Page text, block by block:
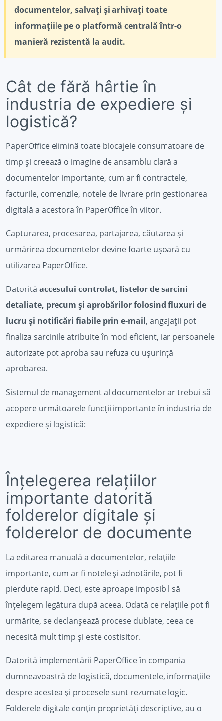
documentelor, salvați și arhivați toate
informațiile pe o platformă centrală într-o
manieră rezistentă la audit.
Cât de fără hârtie în
industria de expediere și
logistică?
PaperOffice elimină toate blocajele consumatoare de
timp și creează o imagine de ansamblu clară a
documentelor importante, cum ar fi contractele,
facturile, comenzile, notele de livrare prin gestionarea
digitală a acestora în PaperOffice în viitor.
Capturarea, procesarea, partajarea, căutarea și
urmărirea documentelor devine foarte ușoară cu
utilizarea PaperOffice.
Datorită accesului controlat, listelor de sarcini
detaliate, precum și aprobărilor folosind fluxuri de
lucru și notificări fiabile prin e-mail, angajații pot
finaliza sarcinile atribuite în mod eficient, iar persoanele
autorizate pot aproba sau refuza cu ușurință
aprobarea.
Sistemul de management al documentelor ar trebui să
acopere următoarele funcții importante în industria de
expediere și logistică:
Înțelegerea relațiilor
importante datorită
folderelor digitale și
folderelor de documente
La editarea manuală a documentelor, relațiile
importante, cum ar fi notele și adnotările, pot fi
pierdute rapid. Deci, este aproape imposibil să
înțelegem legătura după aceea. Odată ce relațiile pot fi
urmărite, se declanșează procese dublate, ceea ce
necesită mult timp și este costisitor.
Datorită implementării PaperOffice în compania
dumneavoastră de logistică, documentele, informațiile
despre acestea și procesele sunt rezumate logic.
Folderele digitale conțin proprietăți descriptive, au o